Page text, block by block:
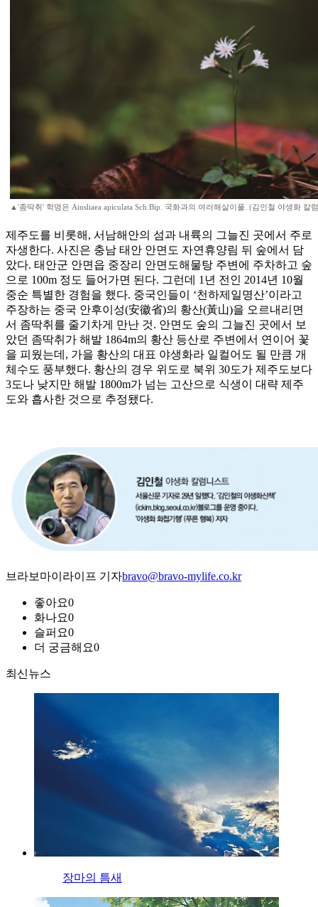
▲'좀딱취' 학명은 Ainsliaea apiculata Sch.Bip. 국화과의 여러해살이풀. (김인철 야생화 칼
제주도를 비롯해, 서남해안의 섬과 내륙의 그늘진 곳에서 주로
자생한다. 사진은 충남 태안 안면도 자연휴양림 뒤 숲에서 담
았다. 태안군 안면읍 중장리 안면도해물탕 주변에 주차하고 숲
으로 100m 정도 들어가면 된다. 그런데 1년 전인 2014년 10월
중순 특별한 경험을 했다. 중국인들이 ‘천하제일명산’이라고
주장하는 중국 안후이성(安徽省)의 황산(黃山)을 오르내리면
서 좀딱취를 줄기차게 만난 것. 안면도 숲의 그늘진 곳에서 보
았던 좀딱취가 해발 1864m의 황산 등산로 주변에서 연이어 꽃
을 피웠는데, 가을 황산의 대표 야생화라 일컬어도 될 만큼 개
체수도 풍부했다. 황산의 경우 위도로 북위 30도가 제주도보다
3도나 낮지만 해발 1800m가 넘는 고산으로 식생이 대략 제주
도와 흡사한 것으로 추정됐다.
브라보마이라이프 기자bravo@bravo-mylife.co.kr
좋아요0
화나요0
슬퍼요0
더 궁금해요0
최신뉴스
장마의 틈새